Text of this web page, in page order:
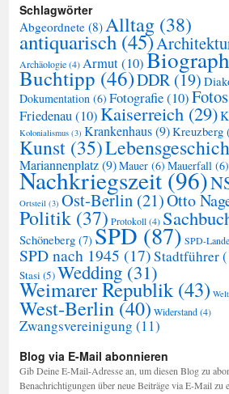
Schlagwörter
Abgeordnete (8)Alltag (38)
antiquarisch (45)
Archäologie(4)Armut(10)
Buchtipp (46)DDR (19)
Dokumentation (6) Fotografie(10)Fotos
Friedenau(10)Kaiserreich(29)
Kolonialismus (3) Krankenhaus(9)Kreuzberg
Kunst (35)
Mariannenplatz(9)Mauer (6) Mauerfall (6)
Nachkriegszeit(96)
Ortsteil (3) Ost-Berlin (21)Otto
Politik (37) Protokoll(4)
Schöneberg (7) SPD(87) SPD-
SPD nach 1945 (17)Stadtführer
Stasi (5)Wedding (31)
Weimarer Republik(43)
West-Berlin (40) Widerstand(4)
Zwangsvereinigung (11)
Blog via E-Mail abonnieren
Gib Deine E-Mail-Adresse an, um diesen Blog zu
Benachrichtigungen über neue Beiträge via E-Mail zu